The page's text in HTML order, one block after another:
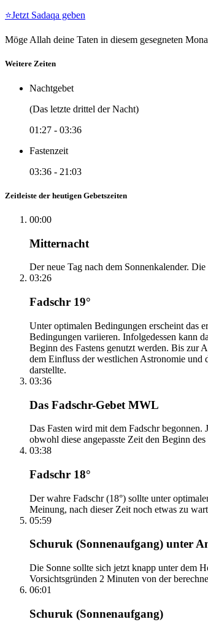
⭐Jetzt Sadaqa geben
Möge Allah deine Taten in diesem gesegneten
Weitere Zeiten
Nachtgebet
(Das letzte drittel der Nacht)
01:27 - 03:36
Fastenzeit
03:36 - 21:03
Zeitleiste der heutigen Gebetszeiten
00:00
Mitternacht
Der neue Tag nach dem Sonnenkalender.
03:26
Fadschr 19°
Unter optimalen Bedingungen erscheint das
Bedingungen variieren. Infolgedessen kann
Beginn des Fastens genutzt werden. Bis zur
dem Einfluss der westlichen Astronomie und
darstellte.
03:36
Das Fadschr-Gebet MWL
Das Fasten wird mit dem Fadschr begonnen.
obwohl diese angepasste Zeit den Beginn
03:38
Fadschr 18°
Der wahre Fadschr (18°) sollte unter
Meinung, nach dieser Zeit noch etwas zu
05:59
Schuruk (Sonnenaufgang) unter
Die Sonne sollte sich jetzt knapp unter dem
Vorsichtsgründen 2 Minuten von der
06:01
Schuruk (Sonnenaufgang)